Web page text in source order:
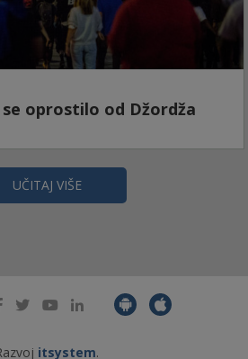
se oprostilo od Džordža
UČITAJ VIŠE
itsystem.